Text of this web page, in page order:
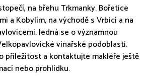
na břehu Trkmanky. Bořetice
a Kobylím, na východě s Vrbicí a na
Jedná se o významnou
vinařské podoblasti.
příležitost a kontaktujte makléře ještě
nebo prohlídku.